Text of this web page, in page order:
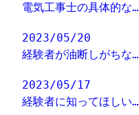
電気工事士の具体的な…
2023/05/20
経験者が油断しがちな…
2023/05/17
経験者に知ってほしい…